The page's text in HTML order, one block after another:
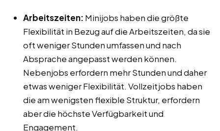
Arbeitszeiten: Minijobs haben die größte
Flexibilität in Bezug auf die Arbeitszeiten, da sie
oft weniger Stunden umfassen und nach
Absprache angepasst werden können.
Nebenjobs erfordern mehr Stunden und daher
etwas weniger Flexibilität. Vollzeitjobs haben
die am wenigsten flexible Struktur, erfordern
aber die höchste Verfügbarkeit und
Engagement.